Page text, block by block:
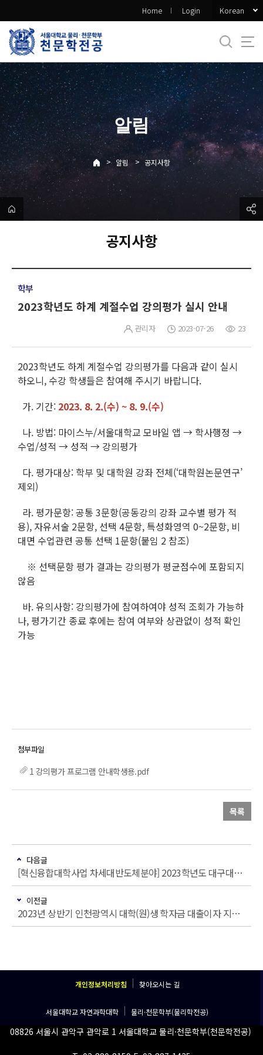
로
메
뉴
Home Login Korean
알림
> 알림 > 공지사항
공지사항
학부
2023학년도 하계 계절수업 강의평가 실시 안내
관리자 2023-07-26 23
2023학년도 하계 계절수업 강의평가를 다음과 같이 실시
하오니, 수강 학생들은 참여해 주시기 바랍니다.
가. 기간: 2023. 8. 2.(수) ~ 8. 9.(수)
나. 방법: 마이스누/서울대학교 모바일 앱 → 학사행정 →
수업/성적 → 성적 → 강의평가
다. 평가대상: 학부 및 대학원 강좌 전체(‘대학원논문연구’
제외)
라. 평가문항: 공통 3문항(공동강의 강좌 교수별 평가 적
용), 자유서술 2문항, 선택 4문항, 특성화영역 0~2문항, 비
대면 수업관련 공통 선택 1문항(붙임 2 참조)
※ 선택문항 평가 결과는 강의평가 평균점수에 포함되지
않음
바. 유의사항: 강의평가에 참여하여야 성적 조회가 가능하
나, 평가기간 종료 후에는 참여 여부와 상관없이 성적 확인
가능
1 강의평가 프로그램 안내학생용.pdf
목록
다음글
[혁신융합대학사업 차세대반도체분야] 2023학년도 대구대학교 2학기 정규 교류 수학 안내
이전글
2023년 상반기 인천광역시 대학(원)생 학자금 대출이자 지원사업 안내
개인정보처리방침 찾아오시는 길
서울대학교 자연과학대학 물리·천문학부(물리학전공)
08826 서울시 관악구 관악로 1 서울대학교 물리·천문학부(천문학전공)